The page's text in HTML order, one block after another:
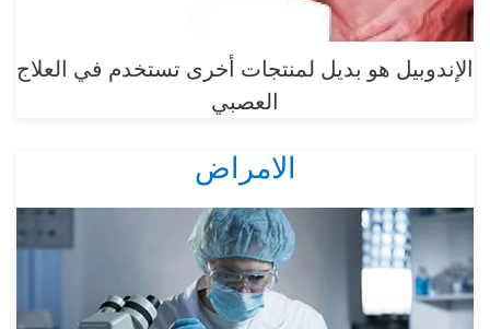
الإندوبيل هو بديل لمنتجات أخرى تستخدم في العلاج
العصبي
الامراض